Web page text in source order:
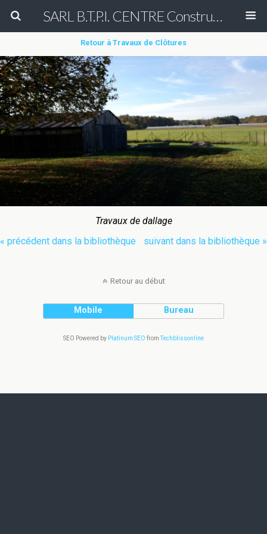
SARL B.T.P.I. CENTRE Construction et Rénovation de court de tennis en béton poreux Peinture entretien réparation nettoyage démoussage de terrain de tennis & Aménagement des allées de cimetière en béton poreux (béton drainant)
Retour à Travaux de Clôtures
Travaux de dallage
« précédent dans la bibliothèque
suivant dans la bibliothèque »
Retour au début
Mobile Bureau
SEO Powered by Platinum SEO fromTechblissonline